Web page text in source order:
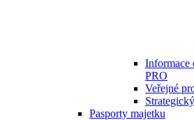
Informace
PRO
Veřejné
Pasporty majetku